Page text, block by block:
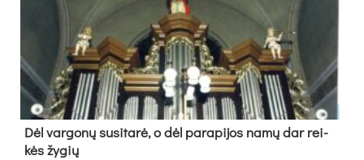
Dėl var­go­nų su­si­ta­rė, o dėl pa­ra­pi­jos na­mų dar rei­
kės žy­gių